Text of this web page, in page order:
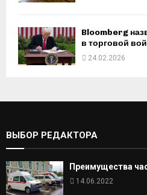
Bloomberg
в торговой
24.02.2026
ВЫБОР РЕДАКТОРА
Преимущества
14.06.2022